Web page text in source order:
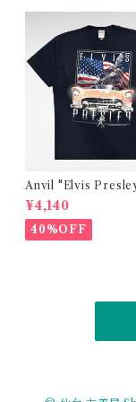
Anvil "Elvis
print t-shirt
¥4,140
40%OFF